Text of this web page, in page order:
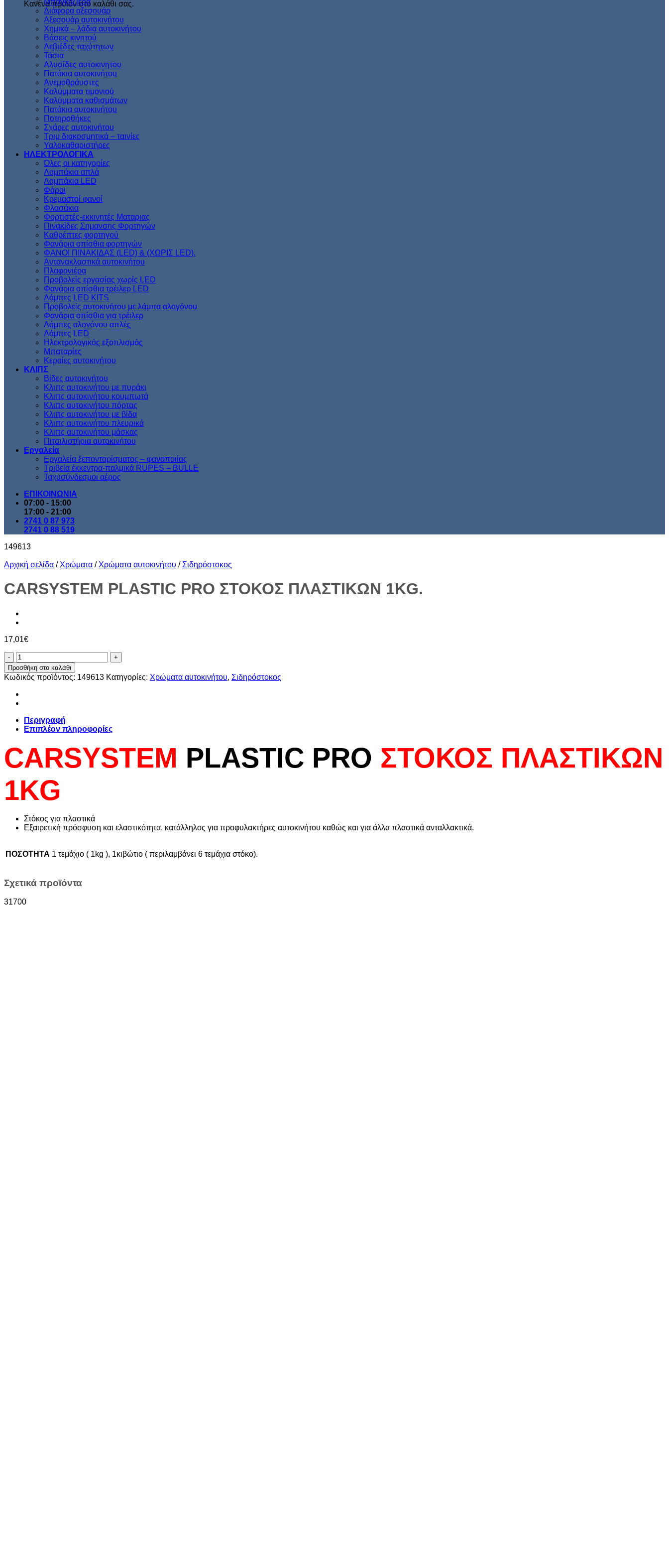
Κανένα προϊόν στο καλάθι σας.
Μπαγκαζιέρα
Διάφορα αξεσουάρ
Αξεσουάρ αυτοκινήτου
Χημικά – λάδια αυτοκινήτου
Βάσεις κινητού
Λεβιέδες ταχύτητων
Τάσια
Αλυσίδες αυτοκινητου
Πατάκια αυτοκινήτου
Ανεμοθράυστες
Καλύμματα τιμονιού
Καλύμματα καθισμάτων
Πατάκια αυτοκινήτου
Ποτηροθήκες
Σχάρες αυτοκινήτου
Τριμ διακοσμητικά – ταινίες
Υαλοκαθαριστήρες
ΗΛΕΚΤΡΟΛΟΓΙΚΑ
Όλες οι κατηγορίες
Λαμπάκια απλά
Λαμπάκια LED
Φάροι
Κρεμαστοί φανοί
Φλασάκια
Φορτιστές-εκκινητές Ματαριας
Πινακίδες Σημανσης Φορτηγών
Kαθρέπτες φορτηγού
Φανάρια οπίσθια φορτηγών
ΦΑΝΟΙ ΠΙΝΑΚΙΔΑΣ (LED) & (XΩΡΙΣ LED).
Aντανακλαστικά αυτοκινήτου
Πλαφονιέρα
Προβολείς εργασίας χωρίς LED
Φανάρια οπίσθια τρέιλερ LED
Λάμπες LED KITS
Προβολείς αυτοκινήτου με λάμπα αλογόνου
Φανάρια οπίσθια για τρέιλερ
Λάμπες αλογόνου απλές
Λάμπες LED
Ηλεκτρολογικός εξοπλισμός
Μπαταρίες
Κεραίες αυτοκινήτου
ΚΛΙΠΣ
Βίδες αυτοκινήτου
Kλιπς αυτοκινήτου με πυράκι
Kλιπς αυτοκινήτου κουμπωτά
Κλιπς αυτοκινήτου πόρτας
Κλιπς αυτοκινήτου με βίδα
Kλιπς αυτοκινήτου πλευρικά
Kλιπς αυτοκινήτου μάσκας
Πιτσιλιστήρια αυτοκινήτου
Εργαλεία
Εργαλεία ξεπονταρίσματος – φανοποιίας
Τριβεία έκκεντρα-παλμικά RUPES – BULLE
Ταχυσύνδεσμοι αέρος
ΕΠΙΚΟΙΝΩΝΙΑ
07:00 - 15:00
17:00 - 21:00
2741 0 87 973
2741 0 88 519
149613
Αρχική σελίδα / Χρώματα / Χρώματα αυτοκινήτου / Σιδηρόστοκος
CARSYSTEM PLASTIC PRO ΣΤΟΚΟΣ ΠΛΑΣΤΙΚΩΝ 1ΚG.
17,01€
CARSYSTEM
PLASTIC
PRO
ΣΤΟΚΟΣ
ΠΛΑΣΤΙΚΩΝ
1ΚG.
Προσθήκη στο καλάθι
Κωδικός προϊόντος: 149613 Κατηγορίες: Χρώματα αυτοκινήτου, Σιδηρόστοκος
Περιγραφή
Επιπλέον πληροφορίες
CARSYSTEM PLASTIC PRO ΣΤΟΚΟΣ ΠΛΑΣΤΙΚΩΝ
1ΚG
Στόκος για πλαστικά
Εξαιρετική πρόσφυση και ελαστικότητα, κατάλληλος για προφυλακτήρες αυτοκινήτου καθώς και για άλλα πλαστικά ανταλλακτικά.
ΠΟΣΟΤΗΤΑ 1 τεμάχιο ( 1kg ), 1κιβώτιο ( περιλαμβάνει 6 τεμάχια στόκο).
Σχετικά προϊόντα
31700